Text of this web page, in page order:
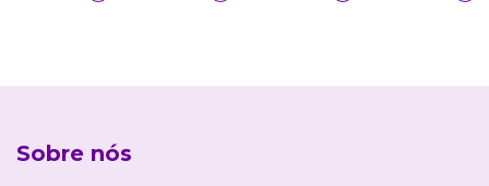
Sobre nós